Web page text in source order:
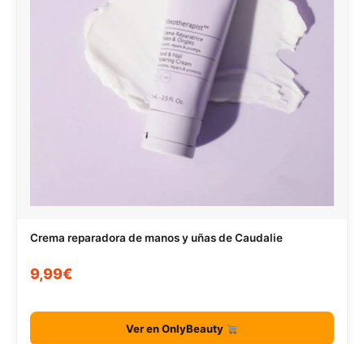
Crema reparadora de manos y uñas de Caudalie
9,99€
Ver en OnlyBeauty